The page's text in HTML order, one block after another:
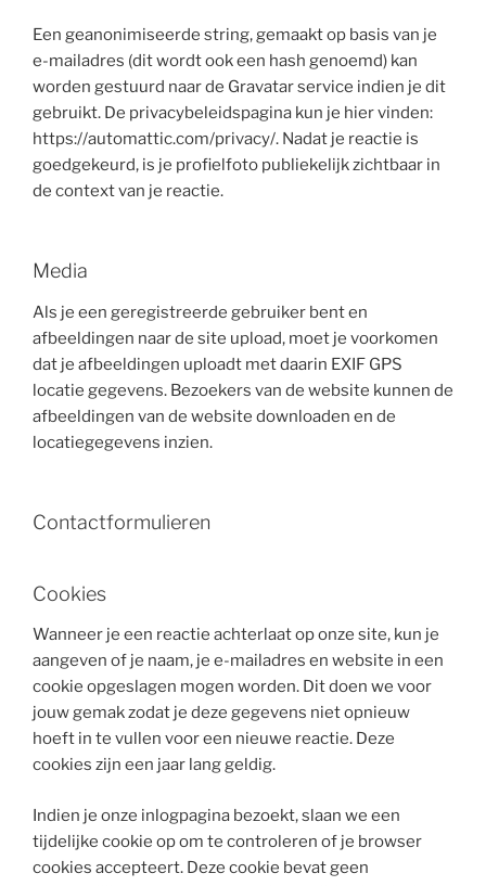
Een geanonimiseerde string, gemaakt op basis van je
e-mailadres (dit wordt ook een hash genoemd) kan
worden gestuurd naar de Gravatar service indien je dit
gebruikt. De privacybeleidspagina kun je hier vinden:
https://automattic.com/privacy/. Nadat je reactie is
goedgekeurd, is je profielfoto publiekelijk zichtbaar in
de context van je reactie.
Media
Als je een geregistreerde gebruiker bent en
afbeeldingen naar de site upload, moet je voorkomen
dat je afbeeldingen uploadt met daarin EXIF GPS
locatie gegevens. Bezoekers van de website kunnen de
afbeeldingen van de website downloaden en de
locatiegegevens inzien.
Contactformulieren
Cookies
Wanneer je een reactie achterlaat op onze site, kun je
aangeven of je naam, je e-mailadres en website in een
cookie opgeslagen mogen worden. Dit doen we voor
jouw gemak zodat je deze gegevens niet opnieuw
hoeft in te vullen voor een nieuwe reactie. Deze
cookies zijn een jaar lang geldig.
Indien je onze inlogpagina bezoekt, slaan we een
tijdelijke cookie op om te controleren of je browser
cookies accepteert. Deze cookie bevat geen